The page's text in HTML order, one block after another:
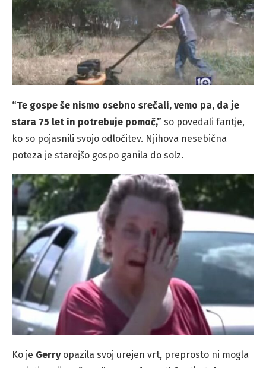
“Te gospe še nismo osebno srečali, vemo pa, da je
stara 75 let in potrebuje pomoč,” so povedali fantje,
ko so pojasnili svojo odločitev. Njihova nesebična
poteza je starejšo gospo ganila do solz.
Ko je Gerryopazila svoj urejen vrt, preprosto ni mogla